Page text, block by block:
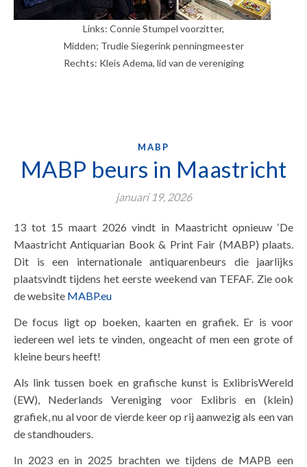
Links: Connie Stumpel voorzitter,
Midden; Trudie Siegerink penningmeester
Rechts: Kleis Adema, lid van de vereniging
MABP
MABP beurs in Maastricht
januari 19, 2026
13 tot 15 maart 2026 vindt in Maastricht opnieuw ‘De
Maastricht Antiquarian Book & Print Fair (MABP) plaats.
Dit is een internationale antiquarenbeurs die jaarlijks
plaatsvindt tijdens het eerste weekend van TEFAF. Zie ook
de website MABP.eu
De focus ligt op boeken, kaarten en grafiek. Er is voor
iedereen wel iets te vinden, ongeacht of men een grote of
kleine beurs heeft!
Als link tussen boek en grafische kunst is ExlibrisWereld
(EW), Nederlands Vereniging voor Exlibris en (klein)
grafiek, nu al voor de vierde keer op rij aanwezig als een van
de standhouders.
In 2023 en in 2025 brachten we tijdens de MAPB een